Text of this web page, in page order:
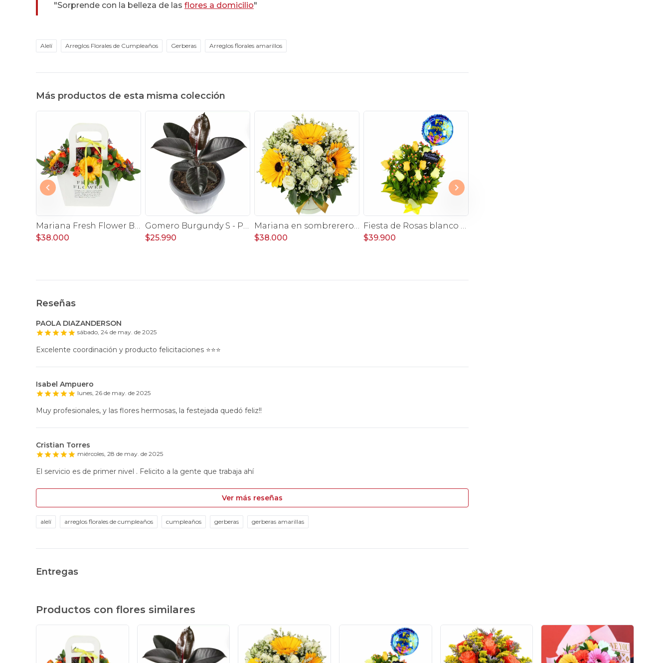
"Sorprende con la belleza de las flores a domicilio"
Alelí Arreglos Florales de Cumpleaños Gerberas Arreglos florales amarillos
Más productos de esta misma colección
Mariana Fresh Flower Bag Amarillo - Arreglo Floral con gerberas amarillo, minirosas y limonium
$38.000
Gomero Burgundy S - Planta de interior en macetero
$25.990
Mariana en sombrerero amarillo - Arreglo floral con gerberas amarillo, minirosas y limonium
$38.000
Fiesta de Rosas blanco y amarillo - arreglo con rosas, hypericum y globo feliz cumpleaños
$39.900
Reseñas
PAOLA DIAZANDERSON
sábado, 24 de may. de 2025
Excelente coordinación y producto felicitaciones ⭐️⭐️⭐️
Isabel Ampuero
lunes, 26 de may. de 2025
Muy profesionales, y las flores hermosas, la festejada quedó feliz!!
Cristian Torres
miércoles, 28 de may. de 2025
El servicio es de primer nivel . Felicito a la gente que trabaja ahí
Ver más reseñas
alelí arreglos florales de cumpleaños cumpleaños gerberas gerberas amarillas
Entregas
Productos con flores similares